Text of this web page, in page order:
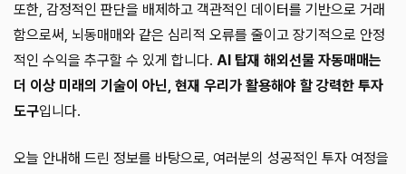
또한, 감정적인 판단을 배제하고 객관적인 데이터를 기반으로 거래
함으로써, 뇌동매매와 같은 심리적 오류를 줄이고 장기적으로 안정
적인 수익을 추구할 수 있게 합니다. AI 탑재 해외선물 자동매매는
더 이상 미래의 기술이 아닌, 현재 우리가 활용해야 할 강력한 투자
도구입니다.
오늘 안내해 드린 정보를 바탕으로, 여러분의 성공적인 투자 여정을